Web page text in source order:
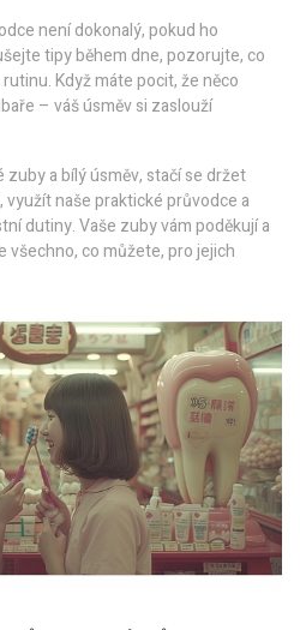
není dokonalý, pokud ho
tipy během dne, pozorujte, co
Když máte pocit, že něco
– váš úsměv si zaslouží
a bílý úsměv, stačí se držet
naše praktické průvodce a
dutiny. Vaše zuby vám poděkují a
všechno, co můžete, pro jejich